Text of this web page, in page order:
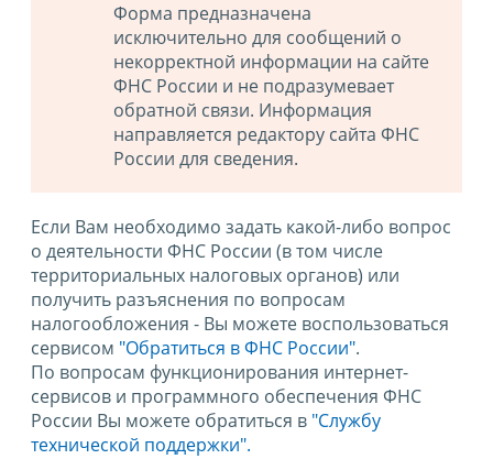
Форма предназначена
исключительно для сообщений о
некорректной информации на сайте
ФНС России и не подразумевает
обратной связи. Информация
направляется редактору сайта ФНС
России для сведения.
Если Вам необходимо задать какой-либо вопрос
о деятельности ФНС России (в том числе
территориальных налоговых органов) или
получить разъяснения по вопросам
налогообложения - Вы можете воспользоваться
сервисом "Обратиться в ФНС России".
По вопросам функционирования интернет-
сервисов и программного обеспечения ФНС
России Вы можете обратиться в "Службу
технической поддержки".